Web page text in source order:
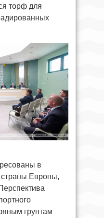
торф для
в
Европы,
грунтам